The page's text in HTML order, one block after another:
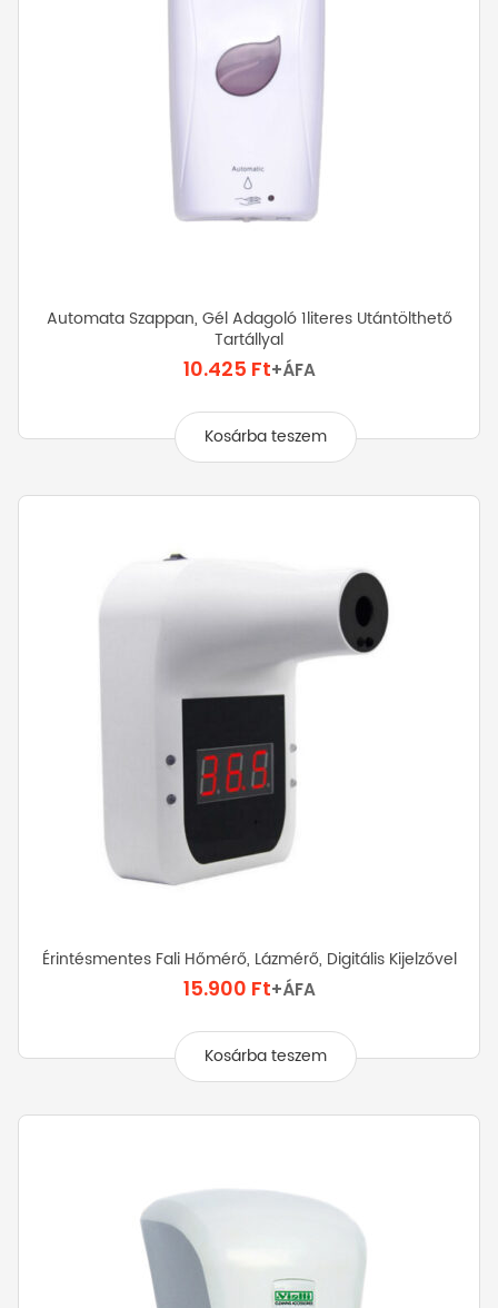
Automata Szappan, Gél Adagoló 1literes Utántölthető
Tartállyal
10.425 Ft+ÁFA
Kosárba teszem
Érintésmentes Fali Hőmérő, Lázmérő, Digitális Kijelzővel
15.900 Ft+ÁFA
Kosárba teszem